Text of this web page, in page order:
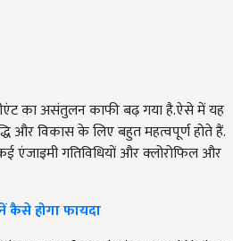
का असंतुलन काफी बढ़ गया है.ऐसे में यह
और विकास के लिए बहुत महत्वपूर्ण होते हैं.
एंजाइमी गतिविधियों और क्लोरोफिल और
कैसे होगा फायदा